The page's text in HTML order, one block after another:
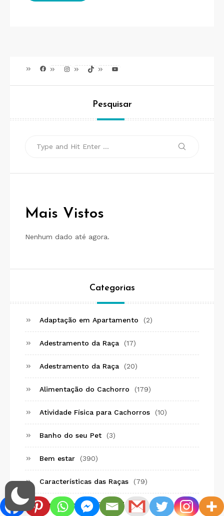
FacebookInstagramTikTok Youtube
Pesquisar
Search
Mais Vistos
Nenhum dado até agora.
Categorias
Adaptação em Apartamento (2)
Adestramento da Raça (17)
Adestramento da Raça (20)
Alimentação do Cachorro (179)
Atividade Física para Cachorros (10)
Banho do seu Pet (3)
Bem estar (390)
Características das Raças (79)
Comparação de Raças de Cães (76)